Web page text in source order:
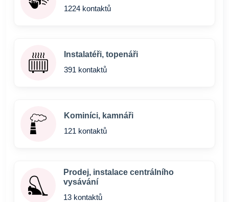
1224 kontaktů
Instalatéři, topenáři
391 kontaktů
Kominíci, kamnáři
121 kontaktů
Prodej, instalace centrálního
vysávání
13 kontaktů